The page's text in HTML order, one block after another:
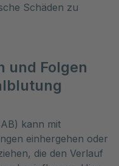
Schäden zu
und Folgen
kann mit
einhergehen oder
die den Verlauf